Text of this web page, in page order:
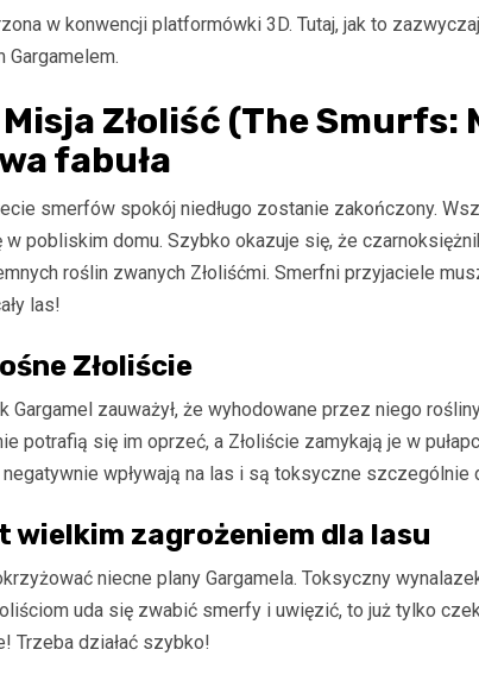
w konwencji platformówki 3D. Tutaj, jak to
Gargamelem.
Złoliść (The Smurfs:
fabuła
smerfów spokój niedługo zostanie zakończony.
pobliskim domu. Szybko okazuje się, że
roślin zwanych Złoliśćmi. Smerfni przyjaciele
las!
Złoliście
Gargamel zauważył, że wyhodowane przez niego
potrafią się im oprzeć, a Złoliście zamykają je w
wpływają na las i są toksyczne szczególnie
wielkim zagrożeniem dla lasu
niecne plany Gargamela. Toksyczny
uda się zwabić smerfy i uwięzić, to już tylko
Trzeba działać szybko!